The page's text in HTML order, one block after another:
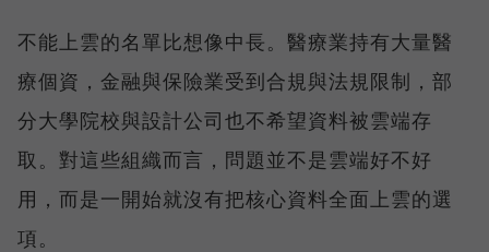
不能上雲的名單比想像中長。醫療業持有大量醫
療個資，金融與保險業受到合規與法規限制，部
分大學院校與設計公司也不希望資料被雲端存
取。對這些組織而言，問題並不是雲端好不好
用，而是一開始就沒有把核心資料全面上雲的選
項。